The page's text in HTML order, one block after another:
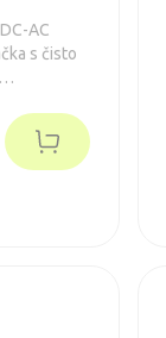
AC
s čisto
rýchlym
zdroja